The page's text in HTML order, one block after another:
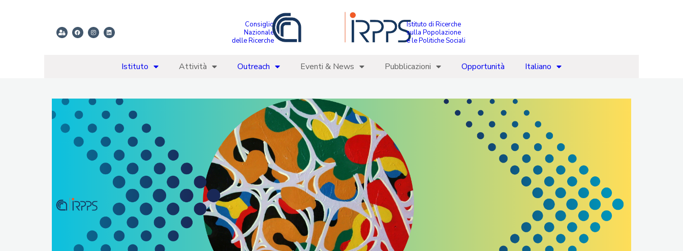
Consiglio
Nazionale
delle Ricerche
Istituto di Ricerche
sulla Popolazione
e le Politiche Sociali
Istituto Attività Outreach Eventi & News Pubblicazioni Opportunità Italiano